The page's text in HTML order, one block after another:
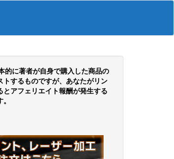
的に著者が自身で購入した商品の
トするものですが、あなたがリン
とアフェリエイト報酬が発生する